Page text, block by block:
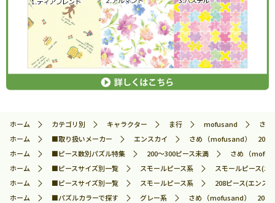
ホーム カテゴリ別 キャラクター ま行 mofusand
さ
ホーム
■取り扱いメーカー エンスカイ
さめ （mofusand） 208
ホーム
■ピース数別パズル特集 200～300ピース未満
さめ （
ホーム
■ピースサイズ別一覧 スモールピース系
スモールピース(エ
ホーム
■ピースサイズ別一覧 スモールピース系
208ピース(エンス
ホーム
■パズルカラーで探す グレー系 さめ （mofusand） 208